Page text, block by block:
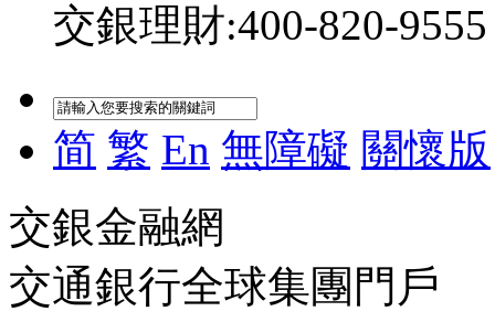
交銀理財:400-820-9555
简 繁 En 無障礙 關懷版
交銀金融網
交通銀行全球集團門戶